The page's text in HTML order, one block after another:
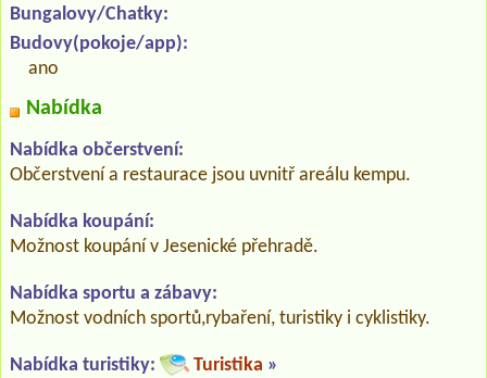
Bungalovy/Chatky:
Budovy(pokoje/app):
ano
Nabídka
Nabídka občerstvení:
Občerstvení a restaurace jsou uvnitř areálu kempu.
Nabídka koupání:
Možnost koupání v Jesenické přehradě.
Nabídka sportu a zábavy:
Možnost vodních sportů,rybaření, turistiky i cyklistiky.
Nabídka turistiky: Turistika »